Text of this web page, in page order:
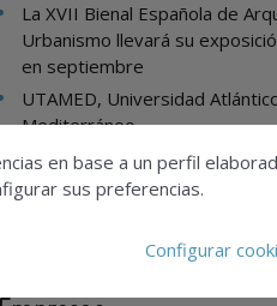
La XVII Bienal Española de
Urbanismo llevará su
en septiembre
UTAMED, Universidad
Mediterráneo
Loxone integra el control
riego y la piscina en una única
en base a un perfil
sus preferencias.
Configurar